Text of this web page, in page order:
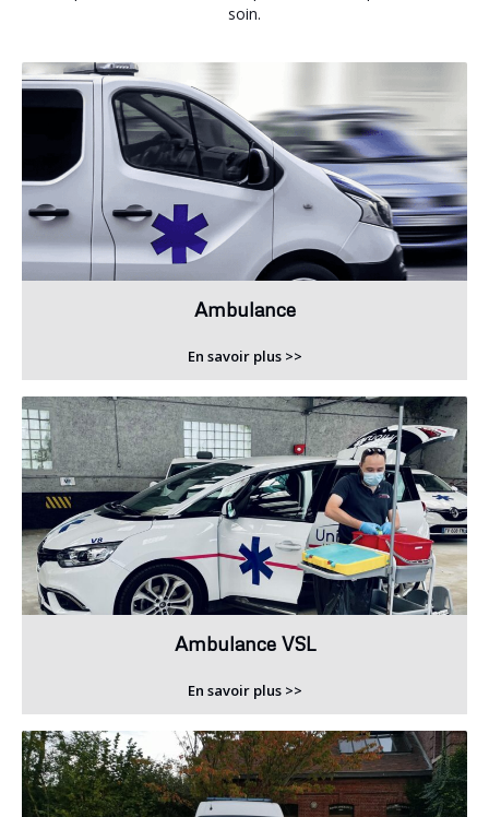
soin.
Ambulance
En savoir plus >>
Ambulance VSL
En savoir plus >>